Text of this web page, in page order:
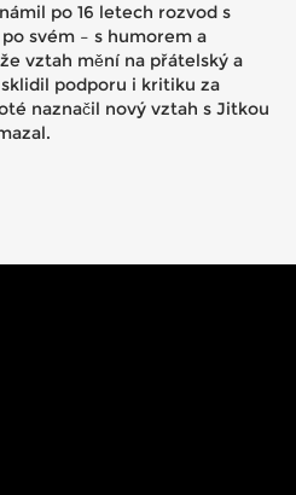
po 16 letech rozvod s
svém – s humorem a
vztah mění na přátelský a
podporu i kritiku za
naznačil nový vztah s Jitkou